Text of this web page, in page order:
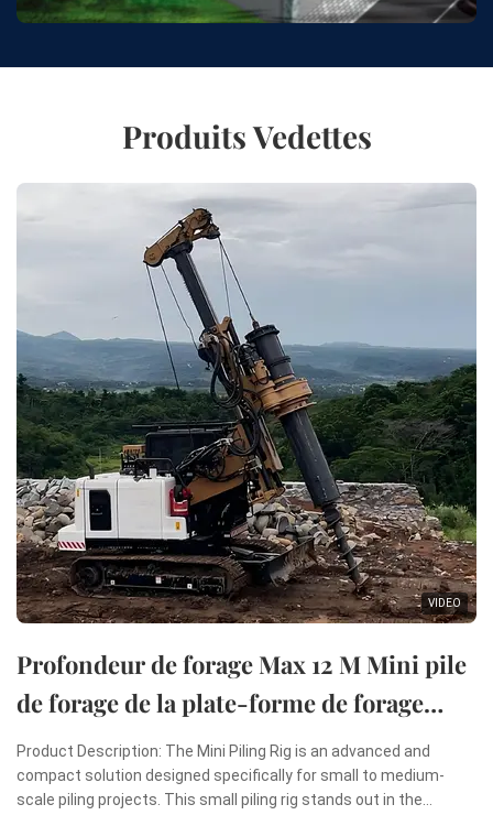
Produits Vedettes
VIDEO
Profondeur de forage Max 12 M Mini pile
de forage de la plate-forme de forage
rotatif Mini machine de pilonnage
Product Description: The Mini Piling Rig is an advanced and
compact solution designed specifically for small to medium-
scale piling projects. This small piling rig stands out in the